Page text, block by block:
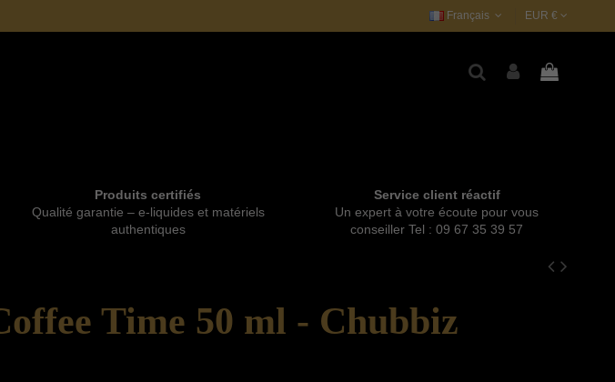
Français EUR €
Produits certifiés
Qualité garantie – e-liquides et matériels
authentiques
Service client réactif
Un expert à votre écoute pour vous
conseiller Tel : 09 67 35 39 57
Time 50 ml - Chubbiz